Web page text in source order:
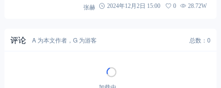
A 为本文作者，G 为游客